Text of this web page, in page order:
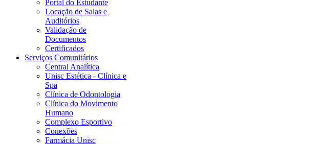
Portal do Estudante
Locação de Salas e
Auditórios
Validação de
Documentos
Certificados
Serviços Comunitários
Central Analítica
Unisc Estética - Clínica e
Spa
Clínica de Odontologia
Clínica do Movimento
Humano
Complexo Esportivo
Conexões
Farmácia Unisc